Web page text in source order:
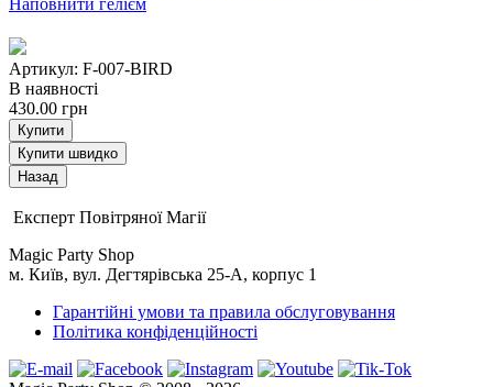
Наповнити гелієм
Артикул: F-007-BIRD
В наявності
430.00 грн
Купити
Купити швидко
Експерт Повітряної Магії
Magic Party Shop
м. Київ, вул. Дегтярівська 25-А, корпус 1
Гарантійні умови та правила обслуговування
Політика конфіденційності